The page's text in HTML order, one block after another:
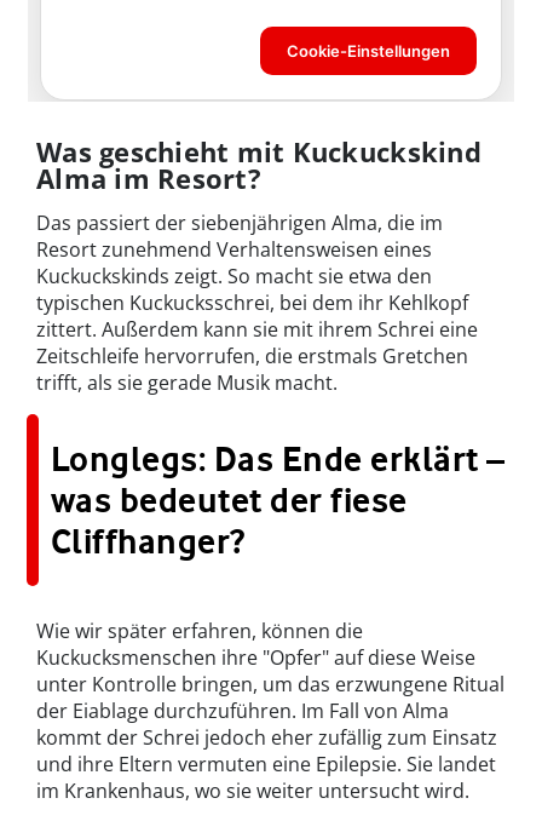
Was geschieht mit Kuckuckskind
Alma im Resort?
Das passiert der siebenjährigen Alma, die im
Resort zunehmend Verhaltensweisen eines
Kuckuckskinds zeigt. So macht sie etwa den
typischen Kuckucksschrei, bei dem ihr Kehlkopf
zittert. Außerdem kann sie mit ihrem Schrei eine
Zeitschleife hervorrufen, die erstmals Gretchen
trifft, als sie gerade Musik macht.
Longlegs: Das Ende erklärt –
was bedeutet der fiese
Cliffhanger?
Wie wir später erfahren, können die
Kuckucksmenschen ihre "Opfer" auf diese Weise
unter Kontrolle bringen, um das erzwungene Ritual
der Eiablage durchzuführen. Im Fall von Alma
kommt der Schrei jedoch eher zufällig zum Einsatz
und ihre Eltern vermuten eine Epilepsie. Sie landet
im Krankenhaus, wo sie weiter untersucht wird.